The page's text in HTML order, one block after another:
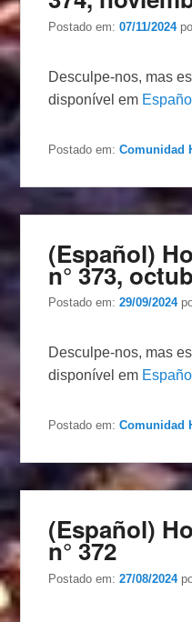
Postado em:07/11/2024
Desculpe-nos, mas
disponível em Español
Postado em: Comunidad
(Español)
n° 373,
Postado em:29/09/2024
Desculpe-nos, mas
disponível em Español
Postado em: Comunidad
(Español)
n° 372
Postado em:27/08/2024